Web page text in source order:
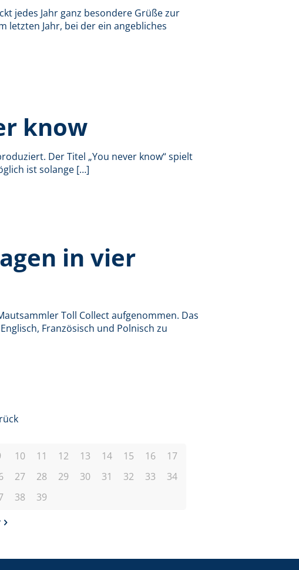
jedes Jahr ganz besondere Grüße zur
letzten Jahr, bei der ein angebliches
know
Der Titel „You never know“ spielt
ist solange […]
in vier
Toll Collect aufgenommen. Das
Französisch und Polnisch zu
10 11 12 13 14 15 16
17
27 28 29 30 31 32 33
34
38
39